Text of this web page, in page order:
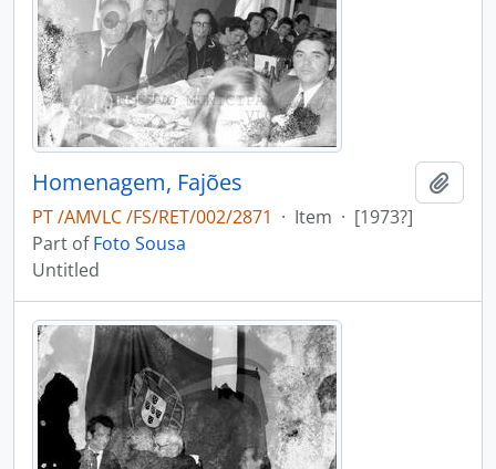
Homenagem, Fajões
PT /AMVLC /FS/RET/002/2871 · Item · [1973?]
Part ofFoto Sousa
Untitled